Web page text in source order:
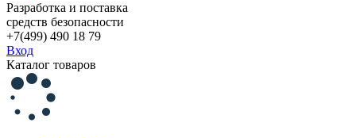
Разработка и поставка
средств безопасности
+7(499) 490 18 79
Вход
Каталог товаров